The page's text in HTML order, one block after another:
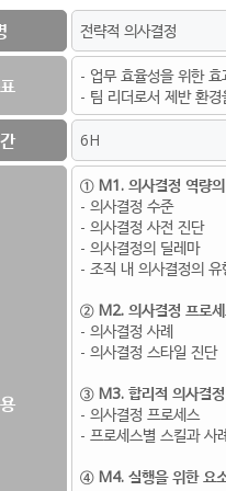
전략적 의사결정
- 업무 효율성을 위한
- 팀 리더로서 제반 환
6H
① M1. 의사결정 역량
- 의사결정 수준
- 의사결정 사전 진단
- 의사결정의 딜레마
- 조직 내 의사결정의 유
② M2. 의사결정 프로
- 의사결정 사례
- 의사결정 스타일 진단
③ M3. 합리적 의사결정
- 의사결정 프로세스
- 프로세스별 스킬과 사
④ M4. 실행을 위한 요